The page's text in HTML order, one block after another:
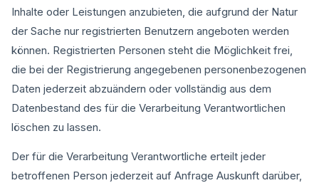
Inhalte oder Leistungen anzubieten, die aufgrund der Natur
der Sache nur registrierten Benutzern angeboten werden
können. Registrierten Personen steht die Möglichkeit frei,
die bei der Registrierung angegebenen personenbezogenen
Daten jederzeit abzuändern oder vollständig aus dem
Datenbestand des für die Verarbeitung Verantwortlichen
löschen zu lassen.
Der für die Verarbeitung Verantwortliche erteilt jeder
betroffenen Person jederzeit auf Anfrage Auskunft darüber,